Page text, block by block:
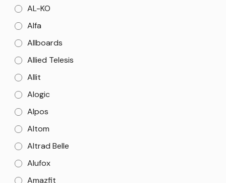
AL-KO
Alfa
Allboards
Allied Telesis
Allit
Alogic
Alpos
Altom
Altrad Belle
Alufox
Amazfit